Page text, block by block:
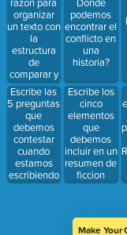
organizar
un texto con
la
estructura
de
comparar y
contrastar
Escribe las
5 preguntas
que
debemos
contestar
cuando
estamos
escribiendo
un buen
podemos
encontrar el
conflicto en
una
historia?
Escribe los
cinco
elementos
que
debemos
incluir en un
resumen de
ficcion
Make Your